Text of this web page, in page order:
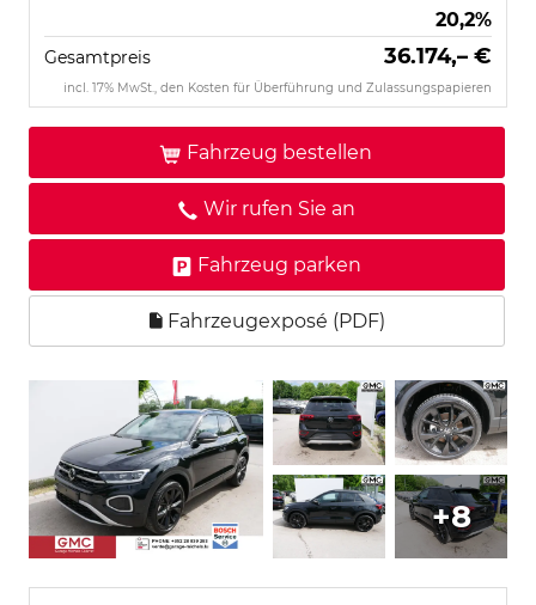
20,2%
Gesamtpreis 36.174,– €
incl. 17% MwSt., den Kosten für Überführung und Zulassungspapieren
Fahrzeug bestellen
Wir rufen Sie an
Fahrzeug parken
Fahrzeugexposé (PDF)
+8